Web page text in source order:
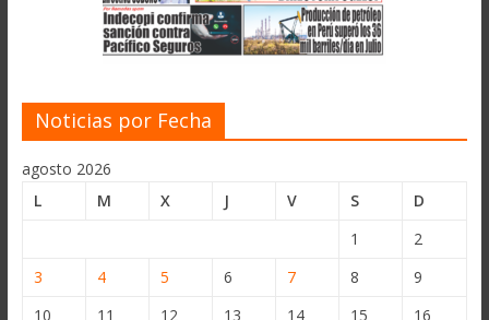
Noticias por Fecha
agosto 2026
L
M X J V S
D
1
2
3
4 5 6 7 8
9
10
11 12 13 14 15
16